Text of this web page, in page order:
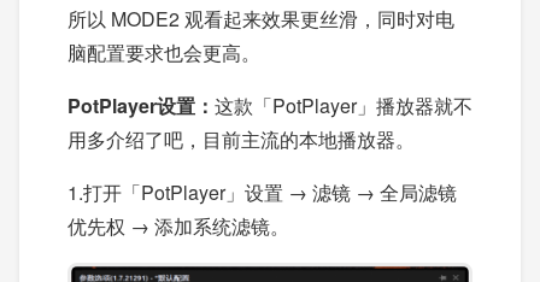
所以 MODE2 观看起来效果更丝滑，同时对电
脑配置要求也会更高。
PotPlayer设置 ： 这款「PotPlayer」播放器就不
用多介绍了吧，目前主流的本地播放器。
1.打开「PotPlayer」设置 → 滤镜 → 全局滤镜
优先权 → 添加系统滤镜。